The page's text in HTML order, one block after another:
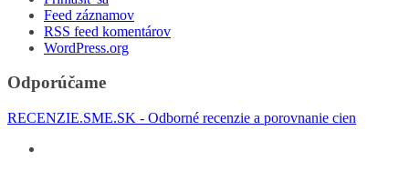
Feed záznamov
RSS feed komentárov
WordPress.org
Odporúčame
RECENZIE.SME.SK - Odborné recenzie a porovnanie cien